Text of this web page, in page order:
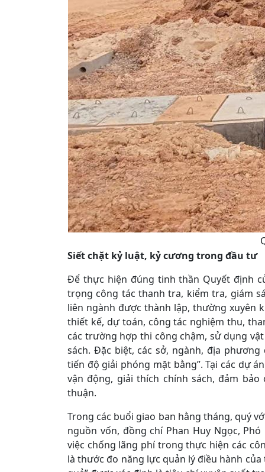
Siết chặt kỷ luật, kỷ cương trong đầu tư
Để thực hiện đúng tinh thần Quyết định
trọng công tác thanh tra, kiểm tra, giám
liên ngành được thành lập, thường xuyên
thiết kế, dự toán, công tác nghiệm thu,
các trường hợp thi công chậm, sử dụng
sách. Đặc biệt, các sở, ngành, địa
tiến độ giải phóng mặt bằng”. Tại các dự
vận động, giải thích chính sách, đảm
thuận.
Trong các buổi giao ban hằng tháng, quý
nguồn vốn, đồng chí Phan Huy Ngọc,
việc chống lãng phí trong thực hiện các
là thước đo năng lực quản lý điều hành của